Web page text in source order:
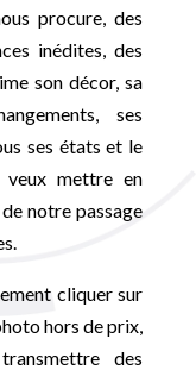
procure, des
inédites, des
son décor, sa
ses
ses états et le
veux mettre en
notre passage
cliquer sur
hors de prix,
des